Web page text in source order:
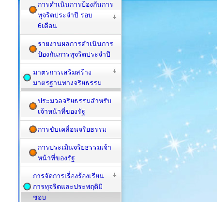
การดำเนินการป้องกันการ
ทุจริตประจำปี รอบ
6เดือน
รายงานผลการดำเนินการ
ป้องกันการทุจริตประจำปี
มาตรการเสริมสร้าง
มาตรฐานทางจริยธรรม
ประมวลจริยธรรมสำหรับ
เจ้าหน้าที่ของรัฐ
การขับเคลื่อนจริยธรรม
การประเมินจริยธรรมเจ้า
หน้าที่ของรัฐ
การจัดการเรื่องร้องเรียน
การทุจริตและประพฤติมิ
ชอบ